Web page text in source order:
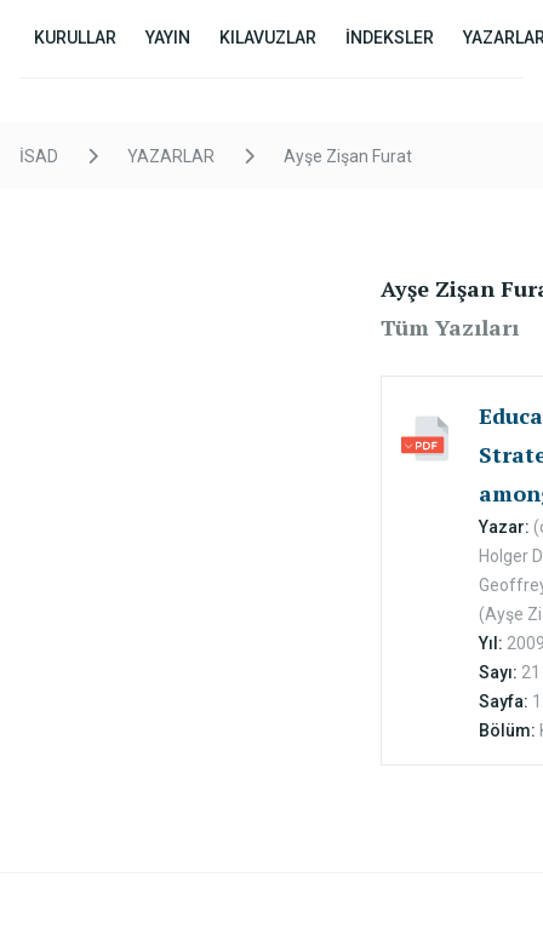
KURULLAR YAYIN KILAVUZLAR İNDEKSLER
İSAD YAZARLAR Ayşe Zişan Furat
Ayşe Zişan
Tüm Yazıları
the
of
Yazar:
Holger
(Ayşe
Yıl:
Sayı: 21
Sayfa:
Bölüm: